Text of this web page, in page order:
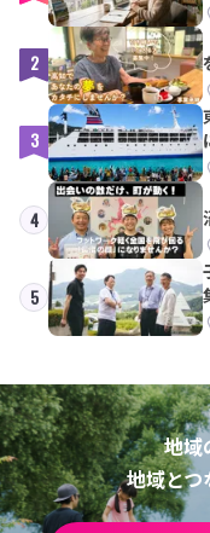
2
3
4
5
地域
地域とつ